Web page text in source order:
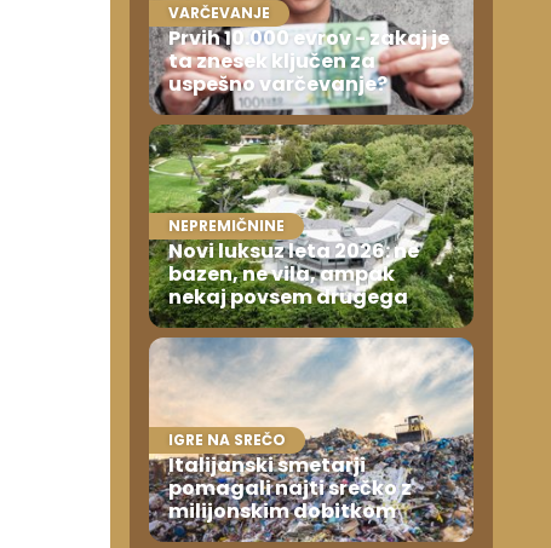
VARČEVANJE
Prvih 10.000 evrov - zakaj je
ta znesek ključen za
uspešno varčevanje?
NEPREMIČNINE
Novi luksuz leta 2026: ne
bazen, ne vila, ampak
nekaj povsem drugega
IGRE NA SREČO
Italijanski smetarji
pomagali najti srečko z
milijonskim dobitkom